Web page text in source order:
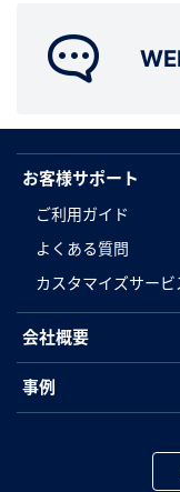
お客様サポート
ご利用ガイド
よくある質問
カスタマイズサービ
会社概要
事例